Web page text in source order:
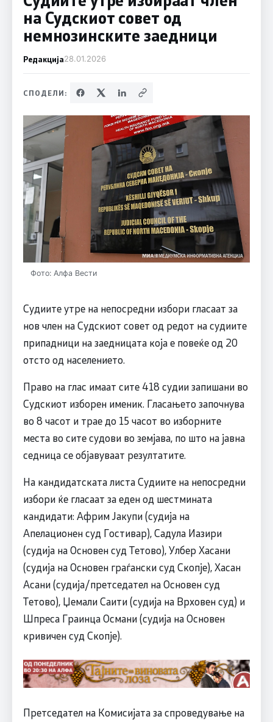
на Судскиот совет од
немнозинските заедници
Редакција28.01.2026
СПОДЕЛИ:
Фото: Алфа Вести
Судиите утре на непосредни избори гласаат за
нов член на Судскиот совет од редот на судиите
припадници на заедницата која е повеќе од 20
отсто од населението.
Право на глас имаат сите 418 судии запишани во
Судскиот изборен именик. Гласањето започнува
во 8 часот и трае до 15 часот во изборните
места во сите судови во земјава, по што на јавна
седница се објавуваат резултатите.
На кандидатската листа Судиите на непосредни
избори ќе гласаат за еден од шестмината
кандидати: Африм Јакупи (судија на
Апелационен суд Гостивар), Садула Иазири
(судија на Основен суд Тетово), Улбер Хасани
(судија на Основен граѓански суд Скопје), Хасан
Асани (судија/претседател на Основен суд
Тетово), Џемали Саити (судија на Врховен суд) и
Шпреса Граинца Османи (судија на Основен
кривичен суд Скопје).
Претседател на Комисијата за спроведување на